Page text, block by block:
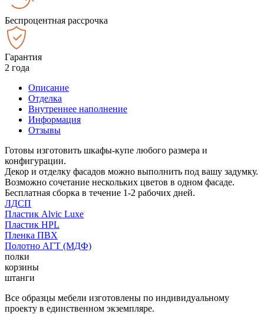
Беспроцентная рассрочка
Гарантия
2 года
Описание
Отделка
Внутреннее наполнение
Информация
Отзывы
Готовы изготовить шкафы-купе любого размера и
конфигурации.
Декор и отделку фасадов можно выполнить под вашу задумку.
Возможно сочетание нескольких цветов в одном фасаде.
Бесплатная сборка в течение 1-2 рабочих дней.
ЛДСП
Пластик Alvic Luxe
Пластик HPL
Пленка ПВХ
Полотно АГТ (МДФ)
полки
корзины
штанги
Все образцы мебели изготовлены по индивидуальному
проекту в единственном экземпляре.